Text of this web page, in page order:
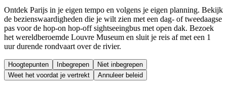
Ontdek Parijs in je eigen tempo en volgens je eigen planning. Bekijk
de bezienswaardigheden die je wilt zien met een dag- of tweedaagse
pas voor de hop-on hop-off sightseeingbus met open dak. Bezoek
het wereldberoemde Louvre Museum en sluit je reis af met een 1
uur durende rondvaart over de rivier.
Hoogtepunten Inbegrepen
Niet inbegrepen
Weet het voordat je vertrekt
Annuleer beleid